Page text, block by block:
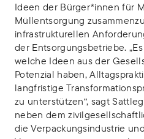
Ideen der Bürger*innen für
Müllentsorgung
infrastrukturellen
der Entsorgungsbetriebe.
welche Ideen aus der
Potenzial haben,
langfristige
zu unterstützen“, sagt
neben dem
die Verpackungsindustrie